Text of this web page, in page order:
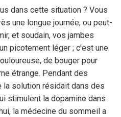
dans cette situation ? Vous
une longue journée, ou peut-
et soudain, vos jambes
picotement léger ; c'est une
de bouger pour
étrange. Pendant des
la solution résidait dans des
stimulent la dopamine dans
la médecine du sommeil a